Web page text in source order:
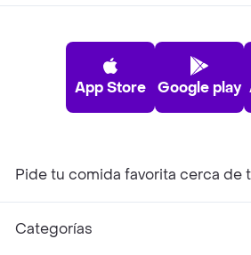
App Store Google play
Pide tu comida favorita cerca de
Categorías